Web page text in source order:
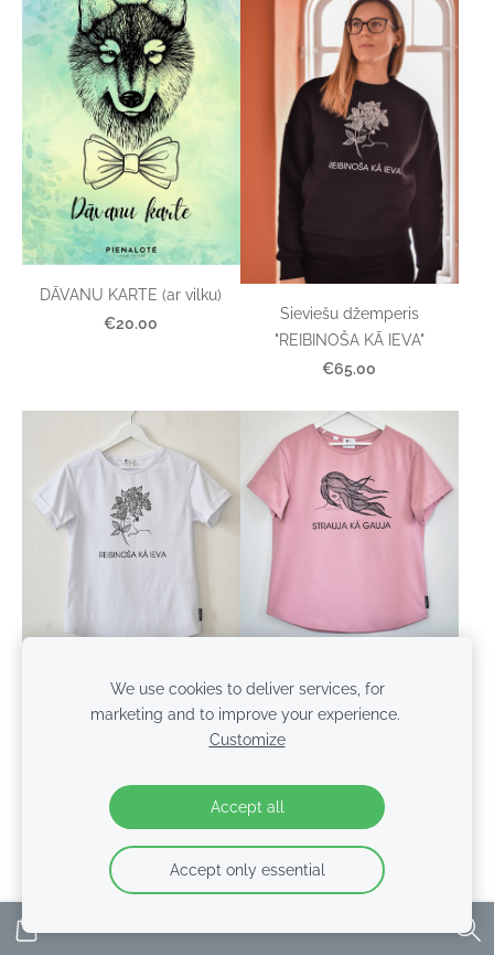
DĀVANU KARTE (ar vilku)
€20.00
Sieviešu džemperis
"REIBINOŠA KĀ IEVA"
€65.00
"REIBINOŠA KĀ IEVA",
sieviešu T-krekls ar
"STRAUJA KĀ GAUJA",
sieviešu T-krekls ar
We use cookies to deliver services, for
marketing and to improve your experience.
Customize
Accept all
Accept only essential